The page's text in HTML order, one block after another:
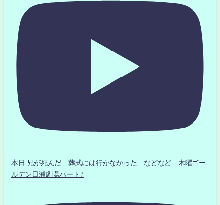
本日 兄が死んだ 葬式には行かなかった などなど 木曜ゴー
ルデン日浦劇場パート7